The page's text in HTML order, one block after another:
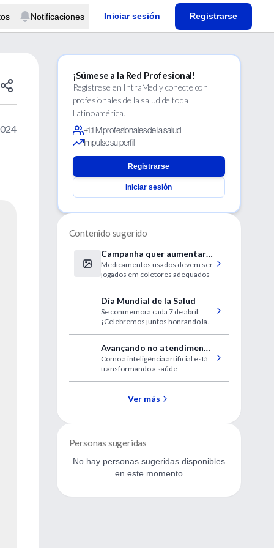
Notificaciones Iniciar sesión Registrarse
¡Súmese a la Red Profesional!
Regístrese en IntraMed y conecte con
profesionales de la salud de toda
Latinoamérica.
+1.1 M profesionales de la salud
Impulse su perfil
Registrarse
Iniciar sesión
Contenido sugerido
Campanha quer aumentar
descarte correto de
remédios no Brasil
Medicamentos usados devem ser
jogados em coletores adequados
Día Mundial de la Salud
Se conmemora cada 7 de abril.
¡Celebremos juntos honrando la
Avançando no atendimento
ao paciente
Como a inteligência artificial está
transformando a saúde
Ver más
Personas sugeridas
No hay personas sugeridas disponibles
en este momento